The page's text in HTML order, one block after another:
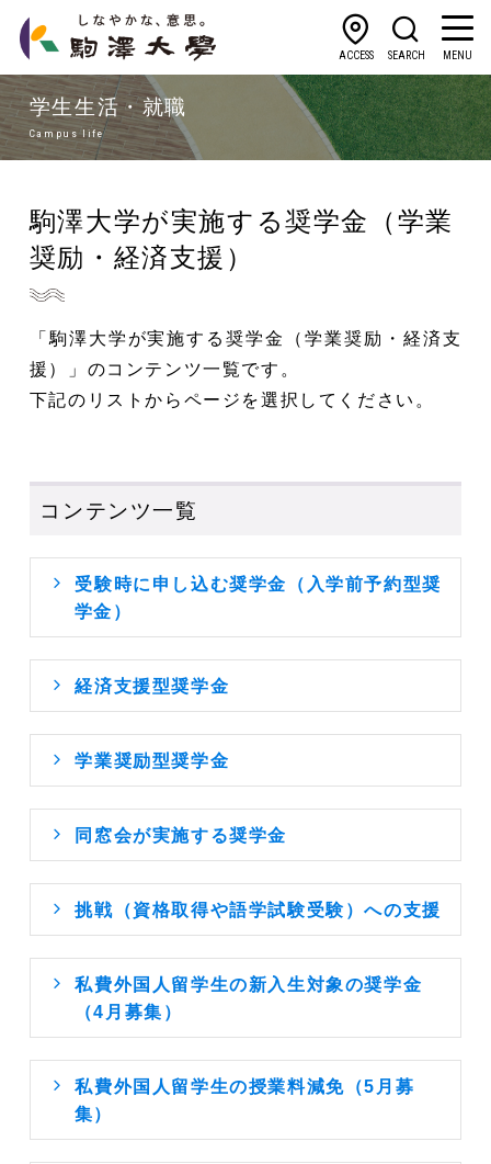
ACCESS SEARCH MENU
学生生活・就職
Campus life
駒澤大学が実施する奨学金（学業
奨励・経済支援）
「駒澤大学が実施する奨学金（学業奨励・経済支
援）」のコンテンツ一覧です。
下記のリストからページを選択してください。
コンテンツ一覧
受験時に申し込む奨学金（入学前予約型奨
学金）
経済支援型奨学金
学業奨励型奨学金
同窓会が実施する奨学金
挑戦（資格取得や語学試験受験）への支援
私費外国人留学生の新入生対象の奨学金
（4月募集）
私費外国人留学生の授業料減免（5月募
集）